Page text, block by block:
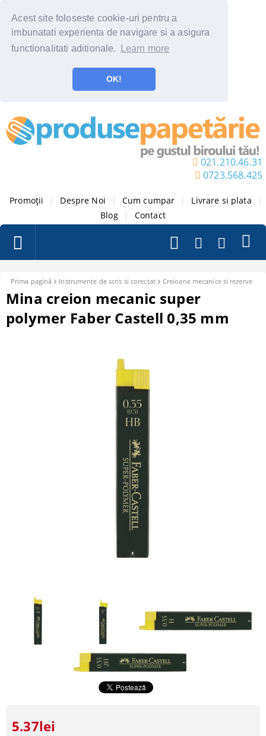
Acest site foloseste cookie-uri pentru a
imbunatati experienta de navigare si a asigura
functionalitati aditionale.
Learn more
OK!
021.210.46.31
0723.568.425
Promoții Despre Noi Cum cumpar Livrare si plata
Blog
Contact
Prima pagină Instrumente de scris si corectat Creioane mecanice si rezerve
Mina creion mecanic super
polymer Faber Castell 0,35 mm
5.37lei